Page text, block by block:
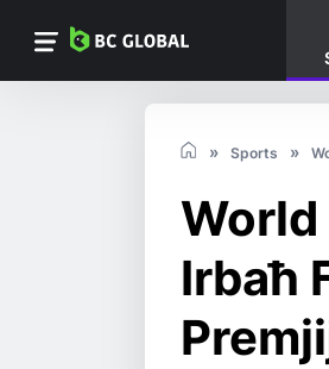
Sports
World
Irbaħ